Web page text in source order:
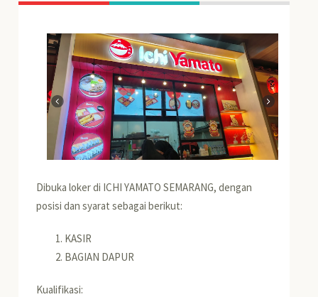
Dibuka loker di ICHI YAMATO SEMARANG, dengan
posisi dan syarat sebagai berikut:
KASIR
BAGIAN DAPUR
Kualifikasi: